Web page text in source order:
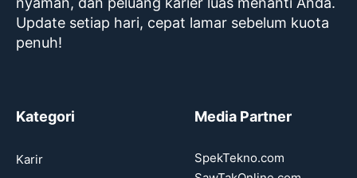
Update setiap hari, cepat lamar sebelum kuota
penuh!
Kategori
Karir
Media Partner
SpekTekno.com